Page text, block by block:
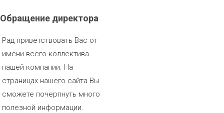
Обращение директора
Рад приветствовать Вас от
имени всего коллектива
нашей компании. На
страницах нашего сайта Вы
сможете почерпнуть много
полезной информации.